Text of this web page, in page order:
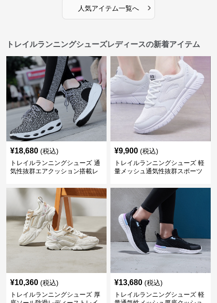
人気アイテム一覧へ ›
トレイルランニングシューズレディースの新着アイテム
¥18,680 (税込)
トレイルランニングシューズ 通
気性抜群エアクッション搭載レ
¥9,900 (税込)
トレイルランニングシューズ 軽
量メッシュ通気性抜群スポーツ
¥10,360 (税込)
トレイルランニングシューズ 厚
¥13,680 (税込)
トレイルランニングシューズ 軽